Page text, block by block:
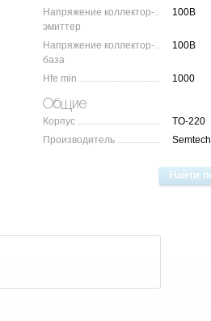
Напряжение коллектор-
эмиттер
100В
Напряжение коллектор-
база
100В
Hfe min 1000
Общие
Корпус
TO-220
Производитель
Semtech